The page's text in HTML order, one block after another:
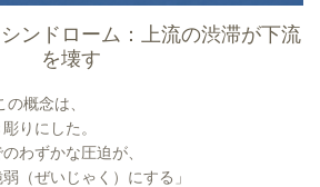
ンドローム：上流の渋滞が下流
を壊す
概念は、
りにした。
わずかな圧迫が、
（ぜいじゃく）にする」